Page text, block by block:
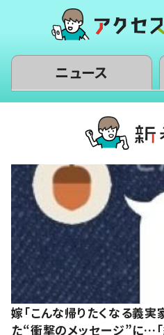
ニュース
嫁「こんな帰りたくなる義実
た“衝撃のメッセージ”に…「